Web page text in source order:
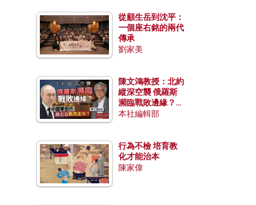
從顧生岳到沈平：
一個座右銘的兩代
傳承
劉家美
陳文鴻教授：北約
縱深空襲 俄羅斯
瀕臨戰敗邊緣？中
國零部件能左右戰
本社編輯部
行為不檢 培育教
化才能治本
陳家偉